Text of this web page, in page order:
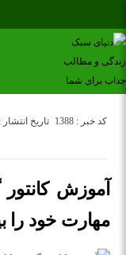
تاریخ انتشار : دوشنبه 10
کد خبر : 1388
آموزش کانتور
مهارت خود را